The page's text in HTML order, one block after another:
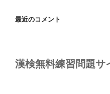
最近のコメント
漢検無料練習問題サ